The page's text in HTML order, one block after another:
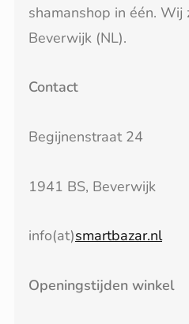
shamanshop in één. Wij
Beverwijk (NL).
Contact
Begijnenstraat 24
1941 BS, Beverwijk
info(at)smartbazar.nl
Openingstijden winkel